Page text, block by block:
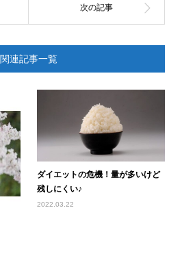
関連記事一覧
ダイエットの危機！量が多いけど
残しにくい♪
2022.03.22